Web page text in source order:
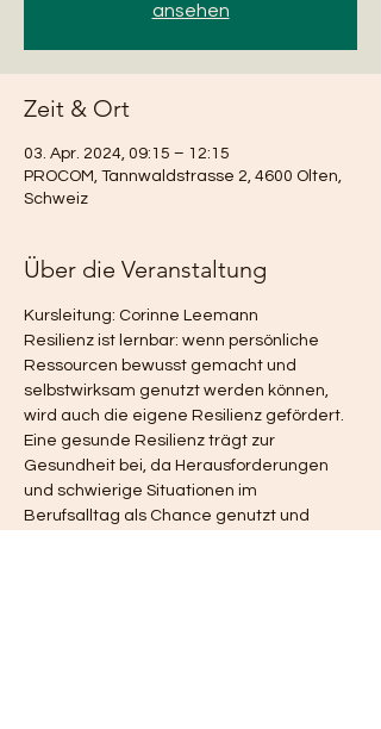
ansehen
Zeit & Ort
03. Apr. 2024, 09:15 – 12:15
PROCOM, Tannwaldstrasse 2, 4600 Olten,
Schweiz
Über die Veranstaltung
Kursleitung: Corinne Leemann
Resilienz ist lernbar: wenn persönliche
Ressourcen bewusst gemacht und
selbstwirksam genutzt werden können,
wird auch die eigene Resilienz gefördert.
Eine gesunde Resilienz trägt zur
Gesundheit bei, da Herausforderungen
und schwierige Situationen im
Berufsalltag als Chance genutzt und